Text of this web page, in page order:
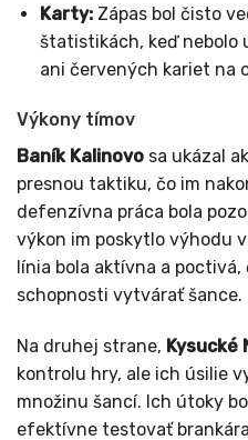
Karty:Zápas bol čisto
štatistikách, keď nebolo
ani červených kariet na
Výkony tímov
Baník Kalinovo sa ukázal
presnou taktiku, čo im
defenzívna práca bola
výkon im poskytlo výhodu
línia bola aktívna a
schopnosti vytvárať šance.
Na druhej strane, Kysucké
kontrolu hry, ale ich úsilie
množinu šancí. Ich útoky
efektívne testovať brankára